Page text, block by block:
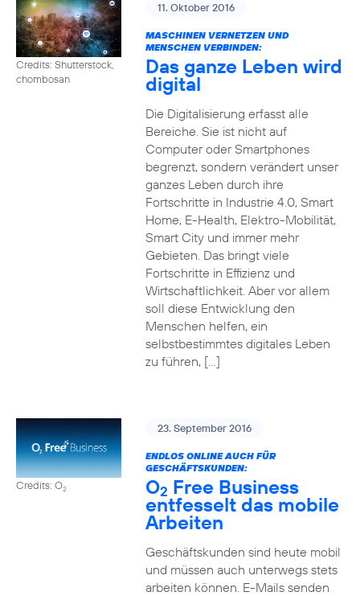
Credits: Shutterstock,
chombosan
11. Oktober 2016
MASCHINEN VERNETZEN UND
MENSCHEN VERBINDEN:
Das ganze Leben wird
digital
Die Digitalisierung erfasst alle
Bereiche. Sie ist nicht auf
Computer oder Smartphones
begrenzt, sondern verändert unser
ganzes Leben durch ihre
Fortschritte in Industrie 4.0, Smart
Home, E-Health, Elektro-Mobilität,
Smart City und immer mehr
Gebieten. Das bringt viele
Fortschritte in Effizienz und
Wirtschaftlichkeit. Aber vor allem
soll diese Entwicklung den
Menschen helfen, ein
selbstbestimmtes digitales Leben
zu führen, […]
Credits: O2
23. September 2016
ENDLOS ONLINE AUCH FÜR
GESCHÄFTSKUNDEN:
O2 Free Business
entfesselt das mobile
Arbeiten
Geschäftskunden sind heute mobil
und müssen auch unterwegs stets
arbeiten können. E-Mails senden